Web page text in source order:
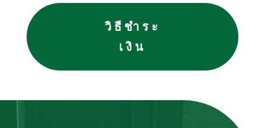
วิธีชำระ
เงิน